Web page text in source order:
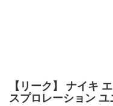
【リーク】 ナイキ
スプロレーション